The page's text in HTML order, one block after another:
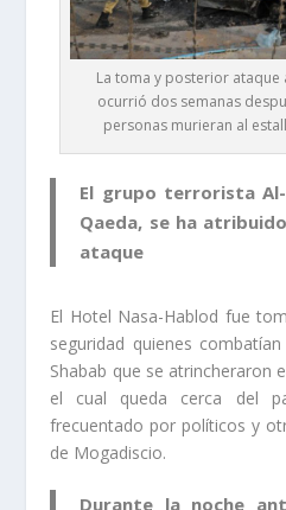
La toma y posterior ataque
ocurrió dos semanas
personas murieran al
El grupo terrorista
Qaeda, se ha
ataque
El Hotel Nasa-Hablod fue
seguridad quienes
Shabab que se atrincheraron
el cual queda cerca del
frecuentado por políticos y
de Mogadiscio.
Durante la noche